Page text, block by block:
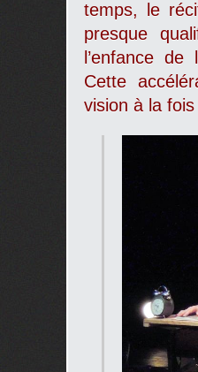
temps, le
presque
l’enfance de
Cette
vision à la